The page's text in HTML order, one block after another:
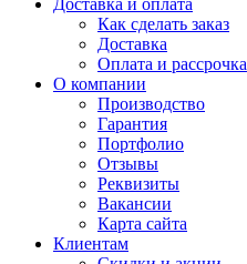
Доставка и оплата
Как сделать заказ
Доставка
Оплата и рассрочка
О компании
Производство
Гарантия
Портфолио
Отзывы
Реквизиты
Вакансии
Карта сайта
Клиентам